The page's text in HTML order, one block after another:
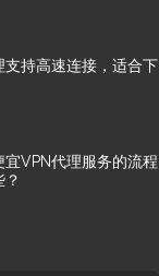
支持高速连接，适合下
VPN代理服务的流程